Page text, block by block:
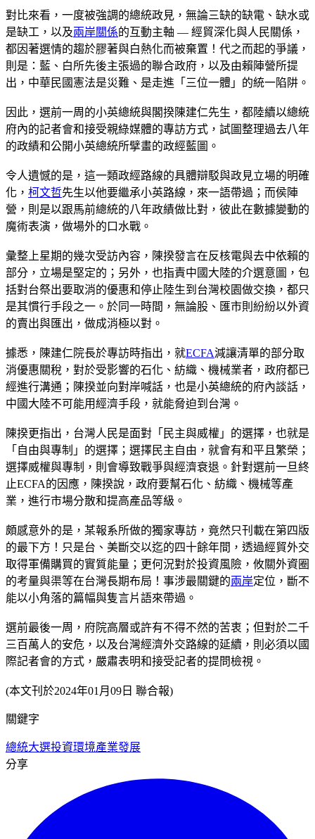
對比來看，一度被強調的總統政見，無論三缺的缺電、缺水或
是缺工，以及兩岸關係的互動主軸 — 經貿深化與人民關係，
都因著選情的趨於膠著與白熱化而被棄置！代之而起的爭議，
則是：藍、白所先後主張過的聯合政府，以及由賴陣營所提
出，中華民國憲法是災難、是走進「三位一體」的統一陷阱。
因此，選前一周的小英總統與閣揆陳建仁先生，都陸續以總統
府內的記者會和接受親綠媒體的專訪方式，試圖整理過去八年
的政績和公開小英總統所擘畫的政經藍圖。
令人遺憾的是，這一類政經路線的具體辯駁與政見立場的明確
化， 柯文哲先生以他要繼承小英路線，來一語帶過；而侯陣
營，則是以跟馬前總統的八年政績做比對，彼此在數據變動的
魔術表演，做場外的口水戰。
彙整上星期的幾次受訪內容，陳揆發言在反核電與去中依賴的
部分，立場是堅定的；另外，也指責中國大陸的介選意圖，包
括對台祭出要取消的優惠和停止陸生到台灣校園做交換，都只
是其慣行手段之一。於同一時間，無論股、匯市則紛紛以外資
的賣出與匯出，做成消極以對。
據悉，陳建仁院長於專訪時指出，就ECFA減讓清單的部分取
消優惠關稅，對於受影響的石化、紡織、機械業者，政府都已
經進行溝通；陳揆並向對岸喊話，也是小英總統的府內談話，
中國大陸不可能用經濟手段，就能脅迫到台灣。
陳揆更指出，台灣人民是面對「民主與威權」的選擇，也就是
「自由與專制」的選擇；選擇民主自由，就會有和平且繁榮；
選擇威權與專制，則會導致戰爭與經濟衰退。針對選前一旦終
止ECFA的因應，陳揆說，政府要幫石化、紡織、機械等產
業，進行市場分散和提高產品等級。
頗感意外的是，某報系所做的獨家專訪，竟然只刊載在第四版
的最下方！只是台、美斷交以迄的四十餘年間，透過經貿外交
取得軍備購買的實質能量；更何況對於投資風險，攸關外資圈
的考量與渠等在台灣長期布局！事涉最關鍵的兩岸定位，斷不
能以小角落的篇幅與隻言片語來帶過。
選前最後一周，府院高層或許有不得不然的苦衷；但對於二千
三百萬人的安危，以及台灣經濟外交路線的延續，則必須以國
際記者會的方式，嚴肅表明和接受記者的提問檢視。
(本文刊於2024年01月09日 聯合報)
關鍵字
總統大選投資環境產業發展
分享